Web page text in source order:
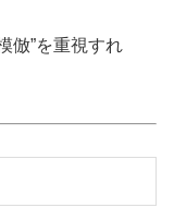
倣”を重視すれ